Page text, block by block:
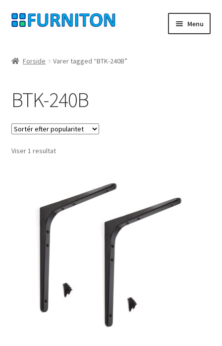
Spring
til
Spring
til
Menu
privatliv
fortrydelsesret
Kontakt
Betingelser
Forside Varer tagged “BTK-240B”
BTK-240B
Viser 1 resultat